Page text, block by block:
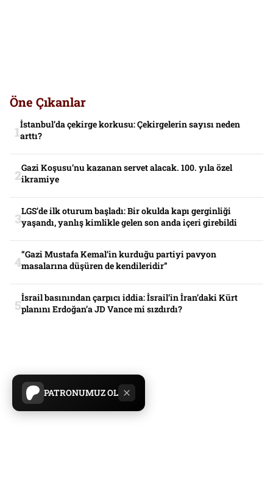
PATRONUMUZ OL
Öne Çıkanlar
İstanbul’da çekirge korkusu: Çekirgelerin sayısı neden
arttı?
Gazi Koşusu’nu kazanan servet alacak. 100. yıla özel
ikramiye
LGS’de ilk oturum başladı: Bir okulda kapı gerginliği
yaşandı, yanlış kimlikle gelen son anda içeri girebildi
“Gazi Mustafa Kemal’in kurduğu partiyi pavyon
masalarına düşüren de kendileridir”
İsrail basınından çarpıcı iddia: İsrail’in İran’daki Kürt
planını Erdoğan’a JD Vance mi sızdırdı?